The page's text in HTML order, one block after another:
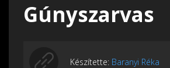
Gúnyszarvas
Készítette: Baranyi Réka